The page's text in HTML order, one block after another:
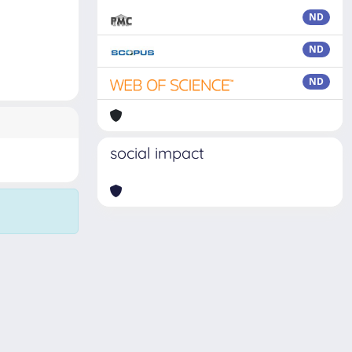
ND
ND
ND
social impact